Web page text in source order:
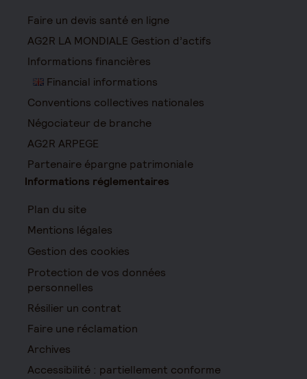
Faire un devis santé en ligne
AG2R LA MONDIALE Gestion d’actifs
Informations financières
Financial informations
Conventions collectives nationales
Négociateur de branche
AG2R ARPEGE
Partenaire épargne patrimoniale
Informations réglementaires
Plan du site
Mentions légales
Gestion des cookies
Protection de vos données
personnelles
Résilier un contrat
Faire une réclamation
Archives
Accessibilité : partiellement conforme